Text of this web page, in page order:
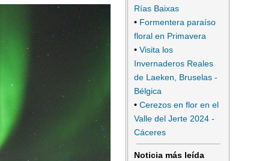
Rías Baixas
• Formentera paraíso
floral en Primavera
• Visita los
Invernaderos Reales
de Laeken, Bruselas -
Bélgica
• Cerezos en flor en el
Valle del Jerte 2024 -
Cáceres
Noticia más leída